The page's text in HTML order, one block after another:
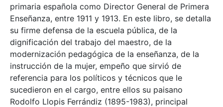
primaria española como Director General de Primera
Enseñanza, entre 1911 y 1913. En este libro, se detalla
su firme defensa de la escuela pública, de la
dignificación del trabajo del maestro, de la
modernización pedagógica de la enseñanza, de la
instrucción de la mujer, empeño que sirvió de
referencia para los políticos y técnicos que le
sucedieron en el cargo, entre ellos su paisano
Rodolfo Llopis Ferrándiz (1895-1983), principal